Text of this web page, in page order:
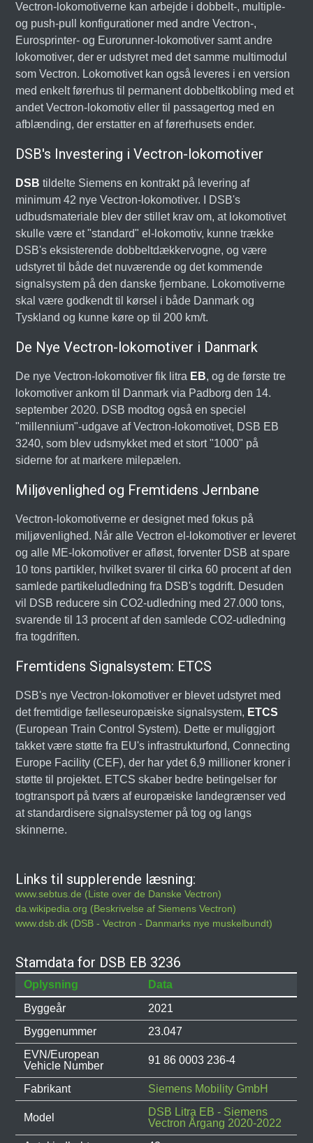
Vectron-lokomotiverne kan arbejde i dobbelt-, multiple-
og push-pull konfigurationer med andre Vectron-,
Eurosprinter- og Eurorunner-lokomotiver samt andre
lokomotiver, der er udstyret med det samme multimodul
som Vectron. Lokomotivet kan også leveres i en version
med enkelt førerhus til permanent dobbeltkobling med et
andet Vectron-lokomotiv eller til passagertog med en
afblænding, der erstatter en af førerhusets ender.
DSB's Investering i Vectron-lokomotiver
DSB tildelte Siemens en kontrakt på levering af
minimum 42 nye Vectron-lokomotiver. I DSB's
udbudsmateriale blev der stillet krav om, at lokomotivet
skulle være et "standard" el-lokomotiv, kunne trække
DSB's eksisterende dobbeltdækkervogne, og være
udstyret til både det nuværende og det kommende
signalsystem på den danske fjernbane. Lokomotiverne
skal være godkendt til kørsel i både Danmark og
Tyskland og kunne køre op til 200 km/t.
De Nye Vectron-lokomotiver i Danmark
De nye Vectron-lokomotiver fik litra EB, og de første tre
lokomotiver ankom til Danmark via Padborg den 14.
september 2020. DSB modtog også en speciel
"millennium"-udgave af Vectron-lokomotivet, DSB EB
3240, som blev udsmykket med et stort "1000" på
siderne for at markere milepælen.
Miljøvenlighed og Fremtidens Jernbane
Vectron-lokomotiverne er designet med fokus på
miljøvenlighed. Når alle Vectron el-lokomotiver er leveret
og alle ME-lokomotiver er afløst, forventer DSB at spare
10 tons partikler, hvilket svarer til cirka 60 procent af den
samlede partikeludledning fra DSB's togdrift. Desuden
vil DSB reducere sin CO2-udledning med 27.000 tons,
svarende til 13 procent af den samlede CO2-udledning
fra togdriften.
Fremtidens Signalsystem: ETCS
DSB's nye Vectron-lokomotiver er blevet udstyret med
det fremtidige fælleseuropæiske signalsystem, ETCS
(European Train Control System). Dette er muliggjort
takket være støtte fra EU's infrastrukturfond, Connecting
Europe Facility (CEF), der har ydet 6,9 millioner kroner i
støtte til projektet. ETCS skaber bedre betingelser for
togtransport på tværs af europæiske landegrænser ved
at standardisere signalsystemer på tog og langs
skinnerne.
Links til supplerende læsning:
www.sebtus.de (Liste over de Danske Vectron)
da.wikipedia.org (Beskrivelse af Siemens Vectron)
www.dsb.dk (DSB - Vectron - Danmarks nye muskelbundt)
Stamdata for DSB EB 3236
Oplysning
Data
Byggeår
2021
Byggenummer
23.047
EVN/European
Vehicle Number
91 86 0003 236-4
Fabrikant Siemens Mobility GmbH
Model
DSB Litra EB - Siemens
Vectron Årgang 2020-2022